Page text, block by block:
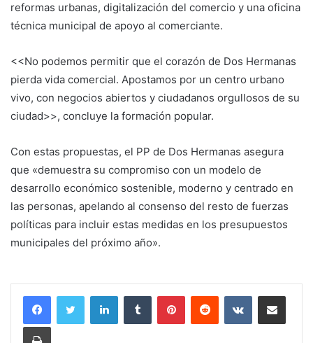
reformas urbanas, digitalización del comercio y una oficina
técnica municipal de apoyo al comerciante.
<<No podemos permitir que el corazón de Dos Hermanas
pierda vida comercial. Apostamos por un centro urbano
vivo, con negocios abiertos y ciudadanos orgullosos de su
ciudad>>, concluye la formación popular.
Con estas propuestas, el PP de Dos Hermanas asegura
que «demuestra su compromiso con un modelo de
desarrollo económico sostenible, moderno y centrado en
las personas, apelando al consenso del resto de fuerzas
políticas para incluir estas medidas en los presupuestos
municipales del próximo año».
LinkedInTumblr PinterestReddit VKontakteCompartir por
Imprimir